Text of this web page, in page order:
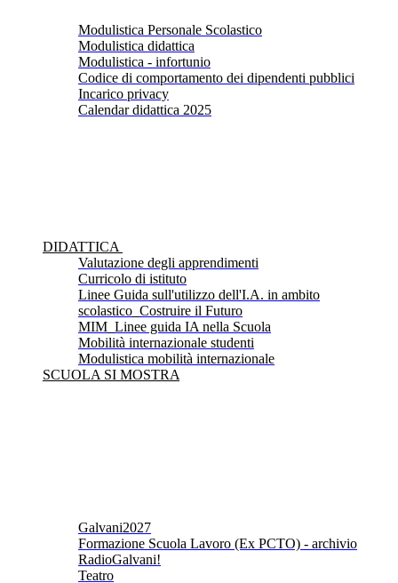
Modulistica Personale Scolastico
Modulistica didattica
Modulistica - infortunio
Codice di comportamento dei dipendenti pubblici
Incarico privacy
Calendar didattica 2025
DIDATTICA
Valutazione degli apprendimenti
Curricolo di istituto
Linee Guida sull'utilizzo dell'I.A. in ambito
scolastico_Costruire il Futuro
MIM_Linee guida IA nella Scuola
Mobilità internazionale studenti
Modulistica mobilità internazionale
SCUOLA SI MOSTRA
Galvani2027
Formazione Scuola Lavoro (Ex PCTO) - archivio
RadioGalvani!
Teatro